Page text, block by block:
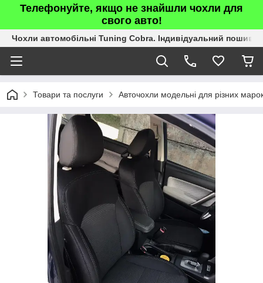
Телефонуйте, якщо не знайшли чохли для
свого авто!
Чохли автомобільні Tuning Cobra. Індивідуальний пошив.
Товари та послуги Авточохли модельні для різних